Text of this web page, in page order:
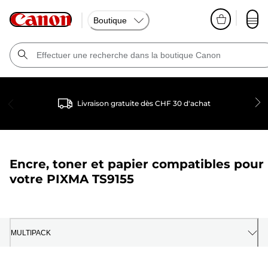
Boutique
Livraison gratuite dès CHF 30 d'achat
Encre, toner et papier compatibles pour
votre PIXMA TS9155
MULTIPACK